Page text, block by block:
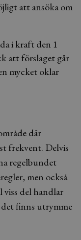
att ansöka om
i kraft den 1
att förslaget går
mycket oklar
där
frekvent. Delvis
regelbundet
men också
del handlar
finns utrymme